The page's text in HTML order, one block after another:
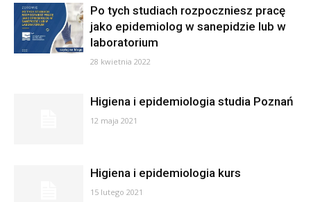
Po tych studiach rozpoczniesz pracę
jako epidemiolog w sanepidzie lub w
laboratorium
28 kwietnia 2022
Higiena i epidemiologia studia Poznań
12 maja 2021
Higiena i epidemiologia kurs
15 lutego 2021